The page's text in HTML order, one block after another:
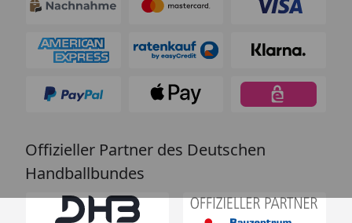
Offizieller Partner des Deutschen
Handballbundes